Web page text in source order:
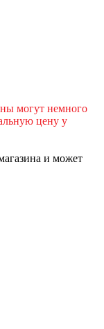
могут немного
цену у
и может